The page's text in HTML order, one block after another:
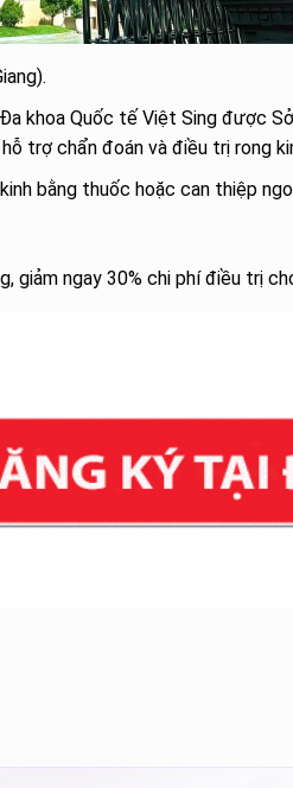
khoa Quốc tế Việt Sing được
trợ chẩn đoán và điều trị rong
bằng thuốc hoặc can thiệp
giảm ngay 30% chi phí điều trị